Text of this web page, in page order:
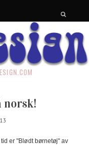
norsk!
er "Blødt børnetøj" av